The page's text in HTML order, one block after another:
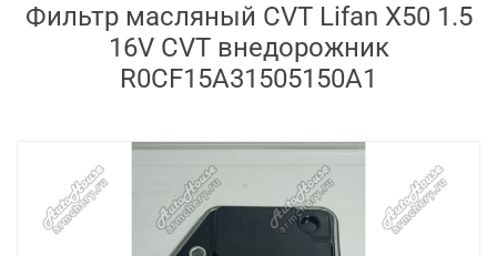
Фильтр масляный CVT Lifan X50 1.5
16V CVT внедорожник
R0CF15A31505150A1